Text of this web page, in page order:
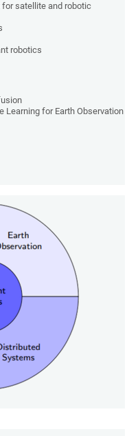
for satellite and robotic
robotics
Learning for Earth Observation